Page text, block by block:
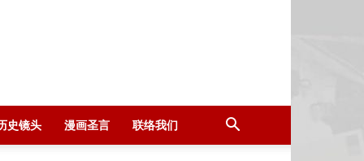
史镜头 漫画圣言 联络我们